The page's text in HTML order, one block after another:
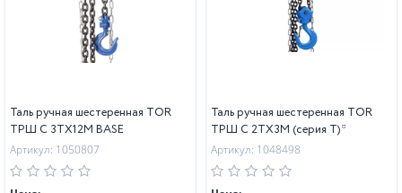
Таль ручная шестеренная TOR
ТРШ C 3ТХ12М BASE
Артикул: 1050807
Таль ручная шестеренная TOR
ТРШ C 2ТХ3М (серия T)*
Артикул: 1048498